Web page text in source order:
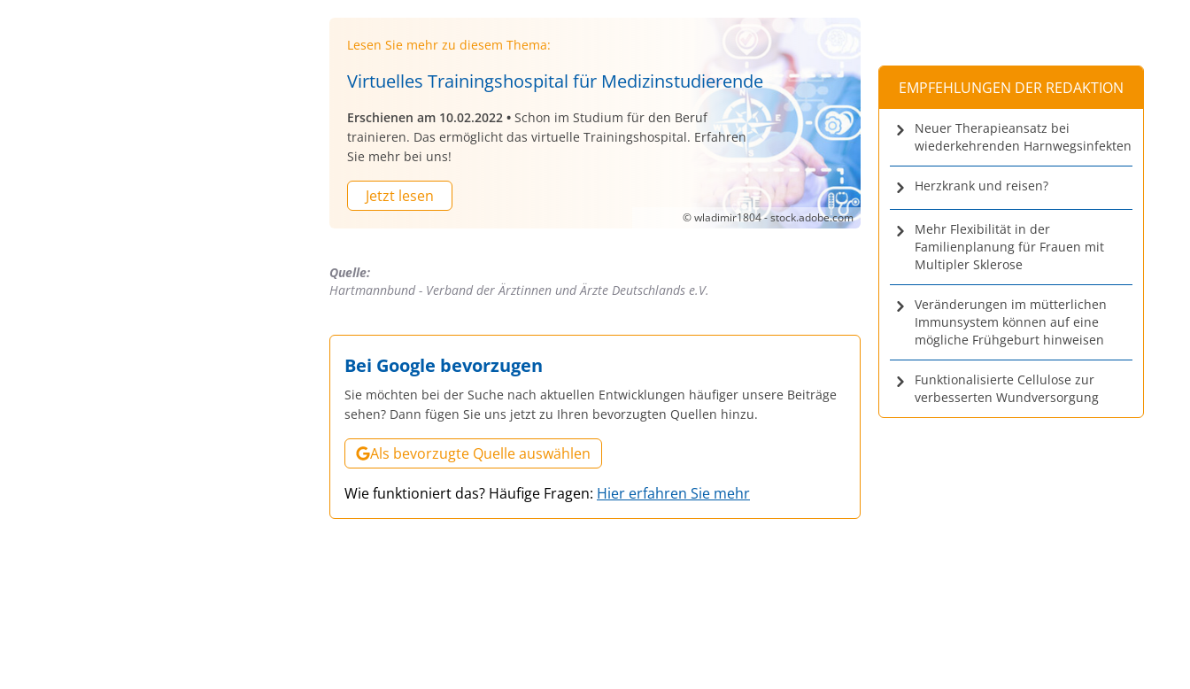
Lesen Sie mehr zu diesem Thema:
Virtuelles Trainingshospital für Medizinstudierende
Erschienen am 10.02.2022 • Schon im Studium für den Beruf
trainieren. Das ermöglicht das virtuelle Trainingshospital. Erfahren
Sie mehr bei uns!
Jetzt lesen
© wladimir1804 - stock.adobe.com
Quelle:
Hartmannbund - Verband der Ärztinnen und Ärzte Deutschlands e.V.
Bei Google bevorzugen
Sie möchten bei der Suche nach aktuellen Entwicklungen häufiger unsere Beiträge
sehen? Dann fügen Sie uns jetzt zu Ihren bevorzugten Quellen hinzu.
Als bevorzugte Quelle auswählen
Wie funktioniert das? Häufige Fragen: Hier erfahren Sie mehr
EMPFEHLUNGEN DER REDAKTION
Neuer Therapieansatz bei
wiederkehrenden Harnwegsinfekten
Herzkrank und reisen?
Mehr Flexibilität in der
Familienplanung für Frauen mit
Multipler Sklerose
Veränderungen im mütterlichen
Immunsystem können auf eine
mögliche Frühgeburt hinweisen
Funktionalisierte Cellulose zur
verbesserten Wundversorgung